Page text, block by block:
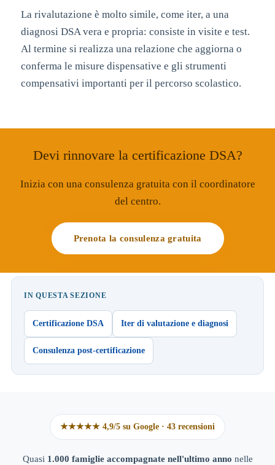
La rivalutazione è molto simile, come iter, a una
diagnosi DSA vera e propria: consiste in visite e test.
Al termine si realizza una relazione che aggiorna o
conferma le misure dispensative e gli strumenti
compensativi importanti per il percorso scolastico.
Devi rinnovare la certificazione DSA?
Inizia con una consulenza gratuita con il coordinatore
del centro.
Prenota la consulenza gratuita
IN QUESTA SEZIONE
Certificazione DSA Iter di valutazione e diagnosi
Consulenza post-certificazione
★★★★★ 4,9/5 su Google · 43 recensioni
Quasi 1.000 famiglie accompagnate nell'ultimo anno nelle